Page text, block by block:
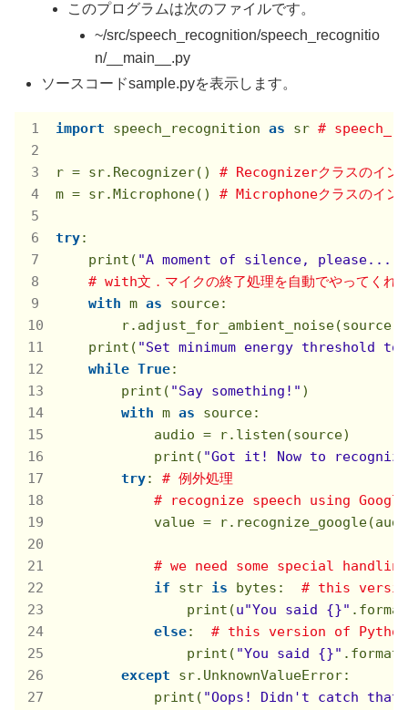
このプログラムは次のファイルです。
~/src/speech_recognition/speech_recognitio
n/__main__.py
ソースコードsample.pyを表示します。
import speech_recognition as sr #
r = sr.Recognizer() # Recognizerクラスのイン
m = sr.Microphone() # Microphoneクラスのイン
try:
    print(
"A moment of silence, please..."
# with文．マイクの終了処理を自動でやってくれ
with m as source:
        r.adjust_for_ambient_noise(source)
    print(
"Set minimum energy threshold
while True:
        print(
"Say something!" )
with m as source:
            audio = r.listen(source)
            print(
"Got it! Now to
try: # 例外処理
# recognize speech using
value =
# we need some special
if str is bytes: # this
                print(
u"You said {}"
else: # this version of
                print(
"You said {}"
except sr.UnknownValueError:
            print(
"Oops! Didn't catch that"